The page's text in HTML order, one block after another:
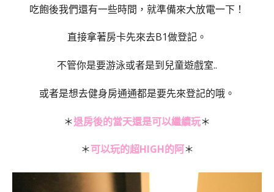
吃飽後我們還有一些時間，就準備來大放電一下！
直接拿著房卡先來去B1做登記。
不管你是要游泳或者是到兒童遊戲室..
或者是想去健身房通通都是要先來登記的哦。
＊退房後的當天還是可以繼續玩＊
＊可以玩的超HIGH的阿＊